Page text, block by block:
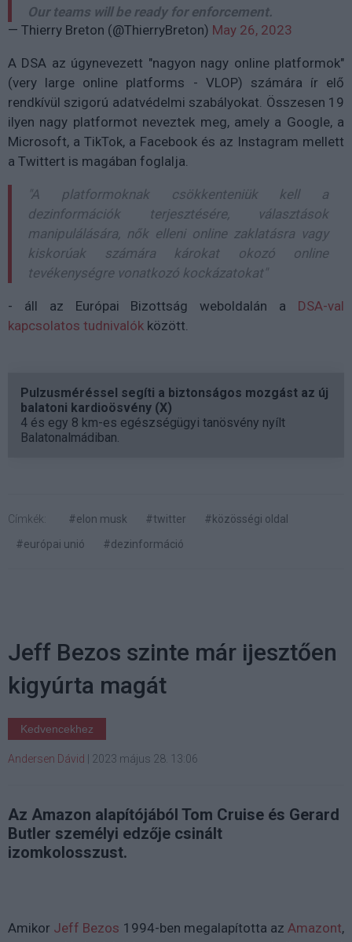
Our teams will be ready for enforcement.
— Thierry Breton (@ThierryBreton) May 26, 2023
A DSA az úgynevezett "nagyon nagy online platformok"
(very large online platforms - VLOP) számára ír elő
rendkívül szigorú adatvédelmi szabályokat. Összesen 19
ilyen nagy platformot neveztek meg, amely a Google, a
Microsoft, a TikTok, a Facebook és az Instagram mellett
a Twittert is magában foglalja.
"A platformoknak csökkenteniük kell a
dezinformációk terjesztésére, választások
manipulálására, nők elleni online zaklatásra vagy
kiskorúak számára károkat okozó online
tevékenységre vonatkozó kockázatokat"
- áll az Európai Bizottság weboldalán a DSA-val
kapcsolatos tudnivalók között.
Pulzusméréssel segíti a biztonságos mozgást az új
balatoni kardioösvény (X)
4 és egy 8 km-es egészségügyi tanösvény nyílt
Balatonalmádiban.
Címkék: #elon musk #twitter
#közösségi oldal
#európai unió
#dezinformáció
Jeff Bezos szinte már ijesztően
kigyúrta magát
Kedvencekhez
Andersen Dávid 2023 május 28. 13:06
Az Amazon alapítójából Tom Cruise és Gerard
Butler személyi edzője csinált
izomkolosszust.
Amikor Jeff Bezos 1994-ben megalapította azAmazont,